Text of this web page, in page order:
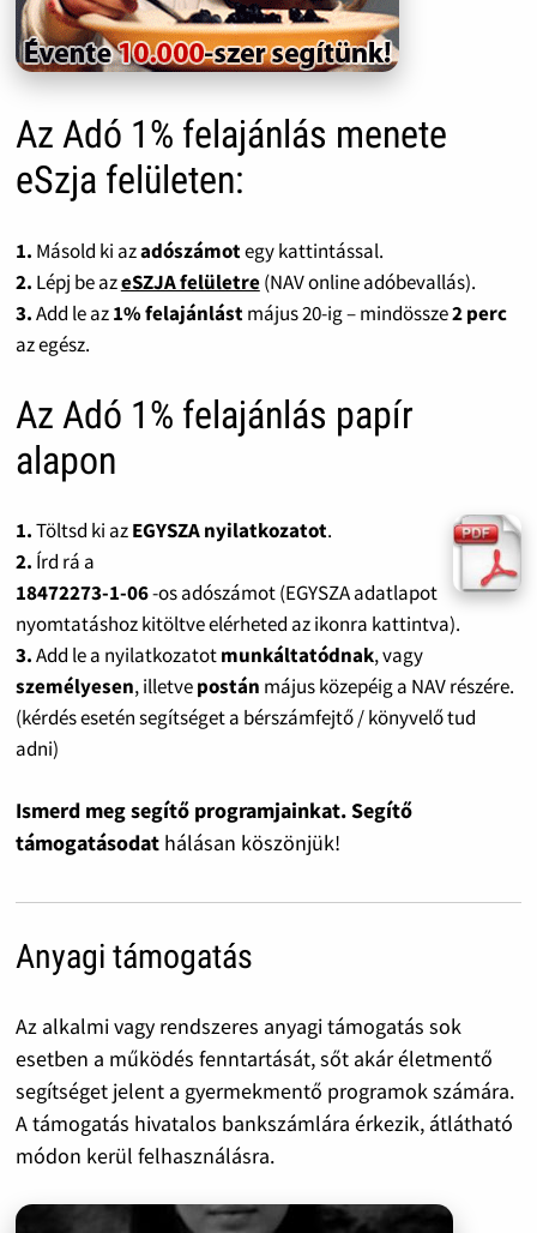
Az Adó 1% felajánlás menete
eSzja felületen:
1. Másold ki azadószámotegy kattintással.
2. Lépj be azeSZJA felületre(NAV online adóbevallás).
3.Add le az1% felajánlástmájus 20-ig – mindössze2 perc
az egész.
Az Adó 1% felajánlás papír
alapon
1.Töltsd ki azEGYSZA nyilatkozatot.
2. Írd rá a
18472273-1-06-os adószámot (EGYSZA adatlapot
nyomtatáshoz kitöltve elérheted az ikonra kattintva).
3.Add le a nyilatkozatotmunkáltatódnak, vagy
személyesen, illetvepostán május közepéig a NAV részére.
(kérdés esetén segítséget a bérszámfejtő / könyvelő tud
adni)
Ismerd meg segítő programjainkat. Segítő
támogatásodat hálásan köszönjük!
Anyagi támogatás
Az alkalmi vagy rendszeres anyagi támogatás sok
esetben a működés fenntartását, sőt akár életmentő
segítséget jelent a gyermekmentő programok számára.
A támogatás hivatalos bankszámlára érkezik, átlátható
módon kerül felhasználásra.